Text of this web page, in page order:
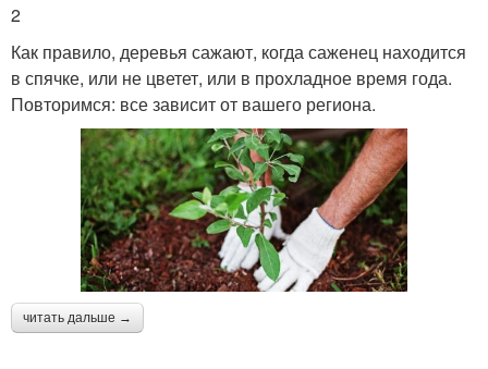
2
Как правило, деревья сажают, когда саженец находится
в спячке, или не цветет, или в прохладное время года.
Повторимся: все зависит от вашего региона.
читать дальше →